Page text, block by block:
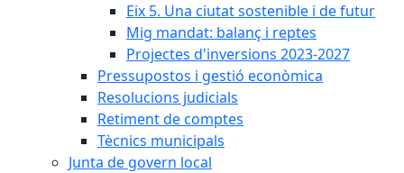
Eix 5. Una ciutat sostenible i de futur
Mig mandat: balanç i reptes
Projectes d'inversions 2023-2027
Pressupostos i gestió econòmica
Resolucions judicials
Retiment de comptes
Tècnics municipals
Junta de govern local